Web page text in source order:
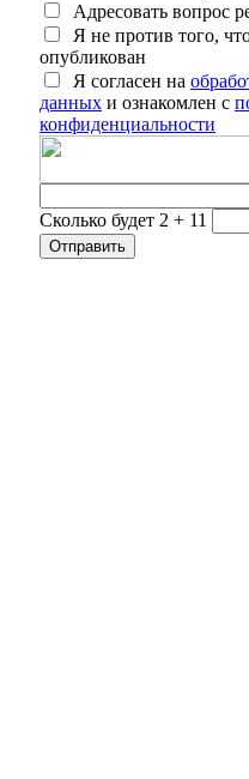
Адресовать вопрос
Я не против того,
опубликован
Я согласен на
данных и ознакомлен с
конфиденциальности
Сколько будет 2 + 11